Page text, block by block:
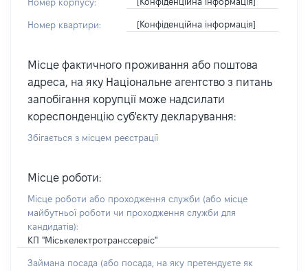
Номер корпусу:
Номер квартири: [Конфіденційна інформація]
Місце фактичного проживання або поштова
адреса, на яку Національне агентство з питань
запобігання корупції може надсилати
кореспонденцію суб'єкту декларування:
Збігається з місцем реєстрації
Місце роботи:
Місце роботи або проходження служби (або місце
майбутньої роботи чи проходження служби для
кандидатів):
КП "Міськелектротранссервіс"
Займана посада (або посада, на яку претендуєте як